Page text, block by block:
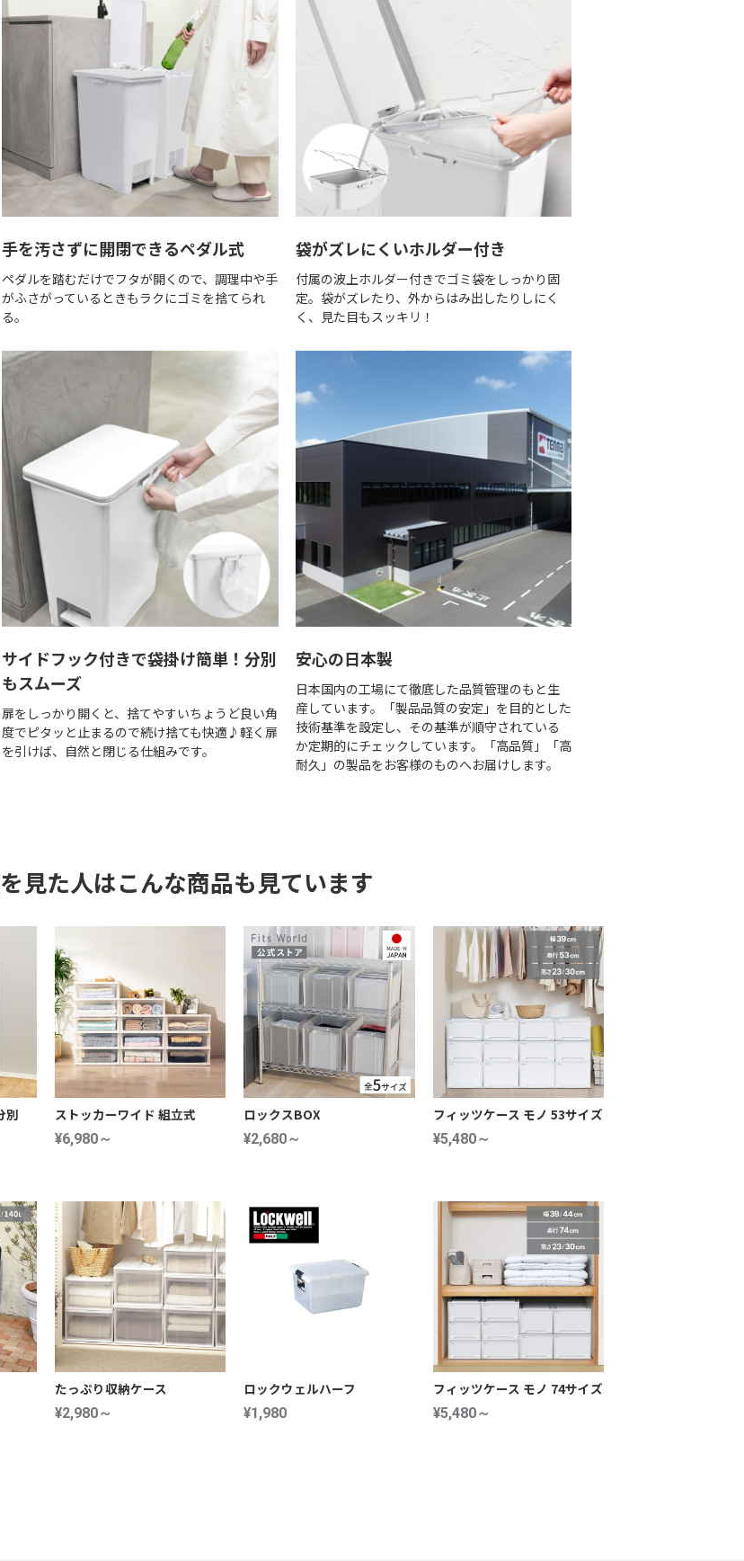
手を汚さずに開閉できるペダル式
ペダルを踏むだけでフタが開くので、調理中や手
がふさがっているときもラクにゴミを捨てられ
る。
袋がズレにくいホルダー付き
付属の波上ホルダー付きでゴミ袋をしっかり固
定。袋がズレたり、外からはみ出したりしにく
く、見た目もスッキリ！
サイドフック付きで袋掛け簡単！分別
もスムーズ
扉をしっかり開くと、捨てやすいちょうど良い角
度でピタッと止まるので続け捨ても快適♪軽く扉
を引けば、自然と閉じる仕組みです。
安心の日本製
日本国内の工場にて徹底した品質管理のもと生
産しています。「製品品質の安定」を目的とした
技術基準を設定し、その基準が順守されている
か定期的にチェックしています。「高品質」「高
耐久」の製品をお客様のものへお届けします。
見た人はこんな商品も見ています
別 ストッカーワイド 組立式
¥6,980～
ロックスBOX
¥2,680～
フィッツケース モノ 53サイズ
¥5,480～
たっぷり収納ケース
¥2,980～
ロックウェルハーフ
¥1,980
フィッツケース モノ 74サイズ
¥5,480～